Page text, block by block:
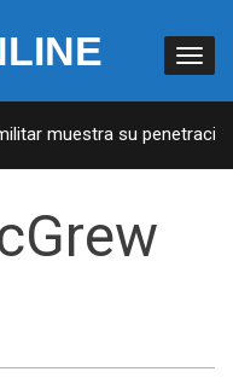
muestra su penetración